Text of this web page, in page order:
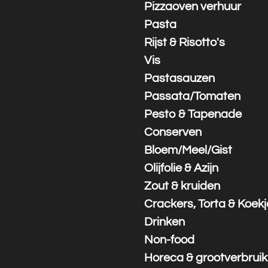
Pizzaoven verhuur
Pasta
Rijst & Risotto's
Vis
Pastasauzen
Passata/Tomaten
Pesto & Tapenade
Conserven
Bloem/Meel/Gist
Olijfolie & Azijn
Zout & kruiden
Crackers, Torta &
Drinken
Non-food
Horeca & grootverbruik